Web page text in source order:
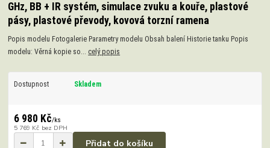
GHz, BB + IR systém, simulace zvuku a kouře, plastové
pásy, plastové převody, kovová torzní ramena
Popis modelu Fotogalerie Parametry modelu Obsah balení Historie tanku Popis
modelu: Věrná kopie so... celý popis
Dostupnost Skladem
6 980 Kč/ks
5 769 Kč bez DPH
Přidat do košíku